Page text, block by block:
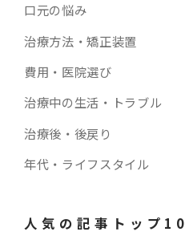
口元の悩み
治療方法・矯正装置
費用・医院選び
治療中の生活・トラブル
治療後・後戻り
年代・ライフスタイル
人気の記事トップ10